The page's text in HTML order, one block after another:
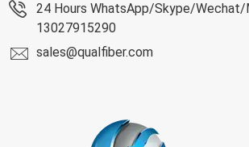
24 Hours WhatsApp/Skype/Wechat/
13027915290
sales@qualfiber.com